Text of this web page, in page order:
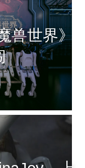
兽世界》